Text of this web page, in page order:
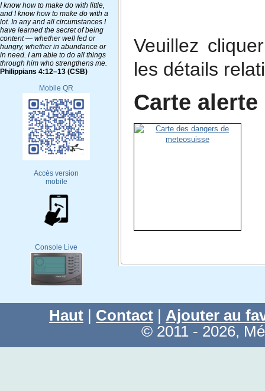
I know how to make do with little,
and I know how to make do with a
lot. In any and all circumstances I
have learned the secret of being
content — whether well fed or
hungry, whether in abundance or
in need. I am able to do all things
through him who strengthens me.
Philippians 4:12–13 (CSB)
Mobile QR
Accès version
mobile
Console Live
Veuillez
les détails
Carte
Haut | Contact | Ajouter au
© 2011 - 2026,